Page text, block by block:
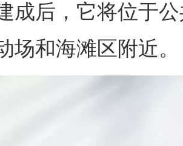
成后，它将位于
场和海滩区附近。